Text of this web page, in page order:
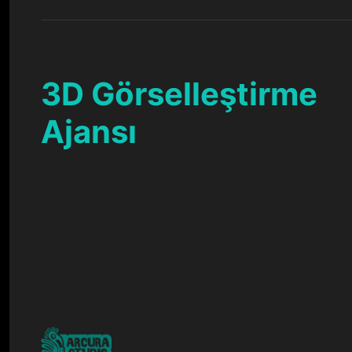
3D Görselleştirme
Ajansı